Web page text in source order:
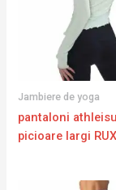
Jambiere de yoga
pantaloni
picioare largi